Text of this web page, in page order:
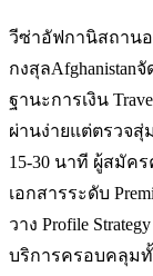
วีซ่าอัฟกานิสถานอ
กงสุลAfghanistan
ฐานะการเงิน
ผ่านง่ายแต่ตรวจสุ่
15-30 นาที ผู้สมัคร
เอกสารระดับ
วาง Profile
บริการครอบคลุมทั้